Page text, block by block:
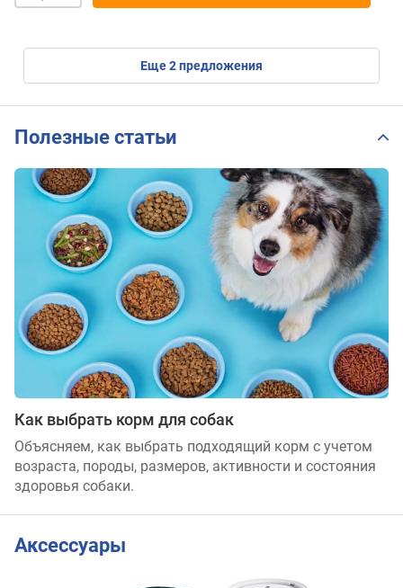
eще2предложения
Полезные статьи
Как выбрать корм для собак
Объясняем, как выбрать подходящий корм с учетом
возраста, породы, размеров, активности и состояния
здоровья собаки.
Аксессуары